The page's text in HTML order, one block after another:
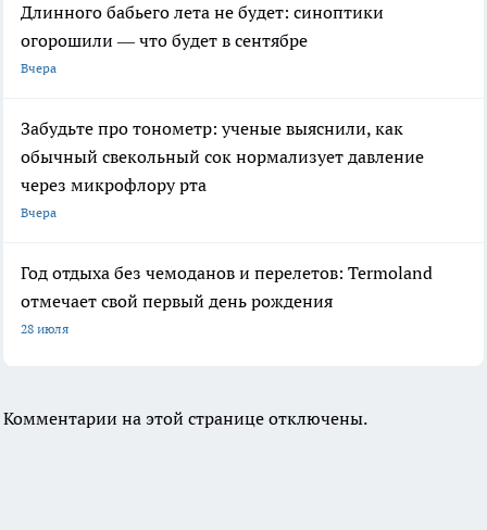
Длинного бабьего лета не будет: синоптики
огорошили — что будет в сентябре
Вчера
Забудьте про тонометр: ученые выяснили, как
обычный свекольный сок нормализует давление
через микрофлору рта
Вчера
Год отдыха без чемоданов и перелетов: Termoland
отмечает свой первый день рождения
28 июля
Комментарии на этой странице отключены.